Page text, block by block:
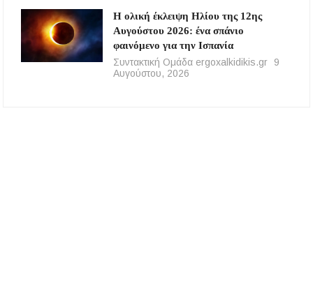
Η ολική έκλειψη Ηλίου της 12ης
Αυγούστου 2026: ένα σπάνιο
φαινόμενο για την Ισπανία
Συντακτική Ομάδα ergoxalkidikis.gr
9
Αυγούστου, 2026